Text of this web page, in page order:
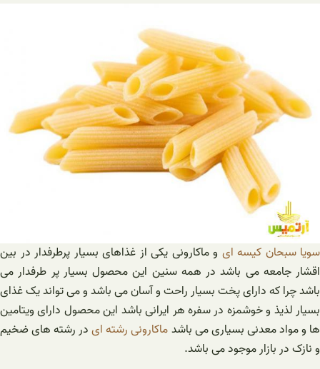
سویا سبحان کیسه ای و ماکارونی یکی از غذاهای بسیار پرطرفدار در بین
اقشار جامعه می باشد در همه سنین این محصول بسیار پر طرفدار می
باشد چرا که دارای پخت بسیار راحت و آسان می باشد و می تواند یک غذای
بسیار لذیذ و خوشمزه در سفره هر ایرانی باشد این محصول دارای ویتامین
ها و مواد معدنی بسیاری می باشدماکارونی رشته ایدر رشته های ضخیم
و نازک در بازار موجود می باشد.